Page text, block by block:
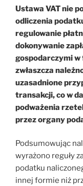
Ustawa VAT nie
odliczenia
regulowanie
dokonywanie
gospodarczymi w
zwłaszcza
uzasadnione
transakcji, co w
podważenia
przez organy
Podsumowując
wyrażono reguły
podatku
innej formie niż